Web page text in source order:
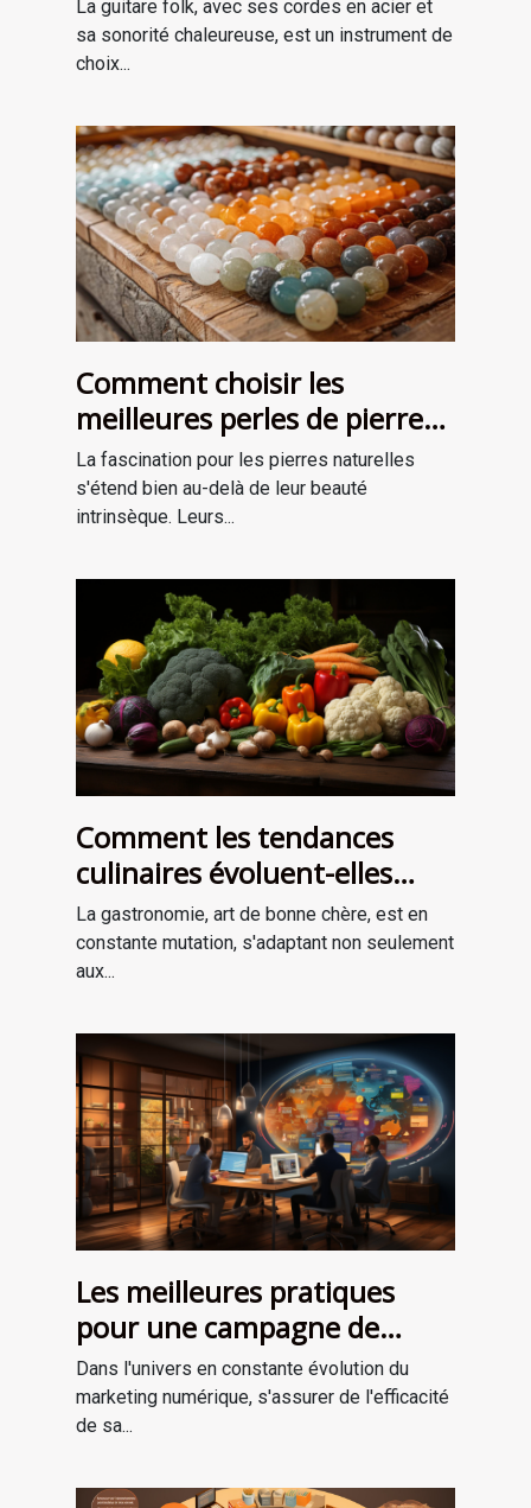
La guitare folk, avec ses cordes en acier et
sa sonorité chaleureuse, est un instrument de
choix...
Comment choisir les
meilleures perles de pierre
naturelle pour vos projets de
bijouterie et de lithothérapie
La fascination pour les pierres naturelles
s'étend bien au-delà de leur beauté
intrinsèque. Leurs...
Comment les tendances
culinaires évoluent-elles
avec les saisons ?
La gastronomie, art de bonne chère, est en
constante mutation, s'adaptant non seulement
aux...
Les meilleures pratiques
pour une campagne de
marketing numérique
réussie
Dans l'univers en constante évolution du
marketing numérique, s'assurer de l'efficacité
de sa...